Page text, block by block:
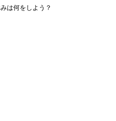
は何をしよう？